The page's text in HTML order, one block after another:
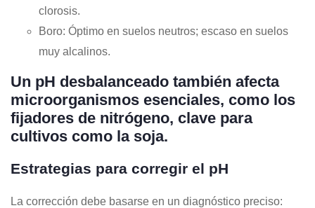
clorosis.
Boro: Óptimo en suelos neutros; escaso en suelos
muy alcalinos.
Un pH desbalanceado también afecta
microorganismos esenciales, como los
fijadores de nitrógeno, clave para
cultivos como la soja.
Estrategias para corregir el pH
La corrección debe basarse en un diagnóstico preciso: